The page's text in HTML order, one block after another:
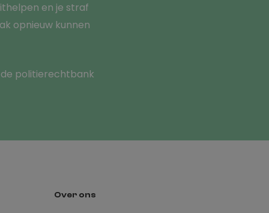
en je straf
opnieuw kunnen
politierechtbank
Over ons